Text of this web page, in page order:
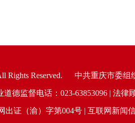
Rights Reserved. 中共重庆市委组
道德监督电话：023-63853096 | 法
证（渝）字第004号 | 互联网新闻